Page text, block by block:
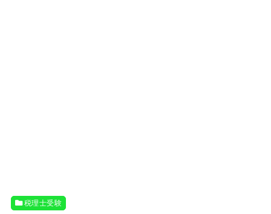
税理士受験